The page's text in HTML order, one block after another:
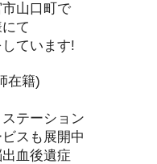
山口町で
て
ています!️
在籍)
テーション
スも展開中
血後遺症